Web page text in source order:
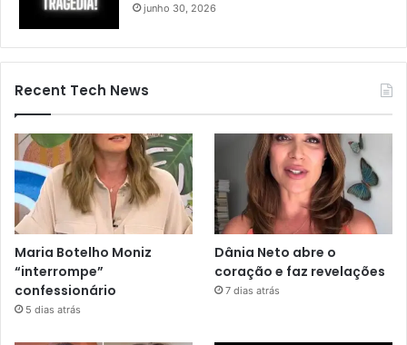
junho 30, 2026
Recent Tech News
Maria Botelho Moniz
“interrompe”
confessionário
5 dias atrás
Dânia Neto abre o
coração e faz revelações
7 dias atrás